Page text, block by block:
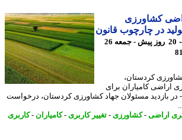
کشاورزی
در چارچوب قانون
20 روز پیش - جمعه 26
کردستان،
کامیاران برای
مسئولان جهاد کشاورزی کردستان، درخواست
-کشاورزی- تغییر کاربری - کامیاران-
کاربری